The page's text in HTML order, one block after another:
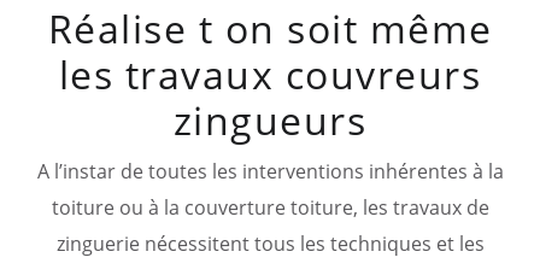
Réalise t on soit même
les travaux couvreurs
zingueurs
A l’instar de toutes les interventions inhérentes à la
toiture ou à la couverture toiture, les travaux de
zinguerie nécessitent tous les techniques et les